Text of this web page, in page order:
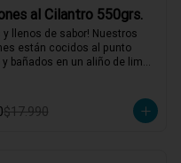
corresponde al producto
completa, salsas o
incluidos.
al Cilantro 550grs.
y llenos de sabor! Nuestros
están cocidos al punto
bañados en un aliño de limón
ese toque final irresistible.
para una comida rápida y
$17.990